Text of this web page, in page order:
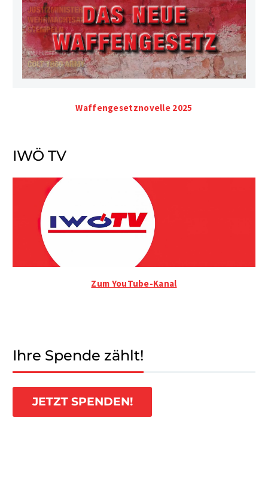
Waffengesetznovelle 2025
IWÖ TV
Zum YouTube-Kanal
Ihre Spende zählt!
JETZT SPENDEN!